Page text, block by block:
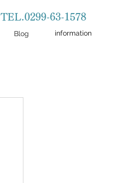
TEL.0299-63-1578
Blog information